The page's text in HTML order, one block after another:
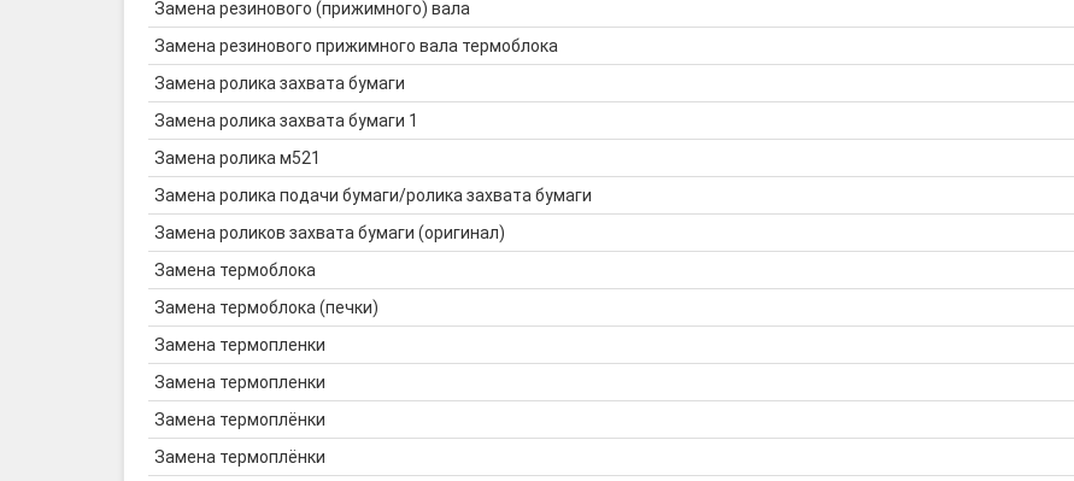
Замена резинового (прижимного) вала
Замена резинового прижимного вала термоблока
Замена ролика захвата бумаги
Замена ролика захвата бумаги 1
Замена ролика м521
Замена ролика подачи бумаги/ролика захвата бумаги
Замена роликов захвата бумаги (оригинал)
Замена термоблока
Замена термоблока (печки)
Замена термопленки
Замена термопленки
Замена термоплёнки
Замена термоплёнки